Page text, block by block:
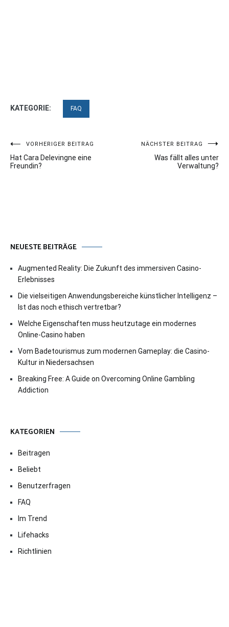
KATEGORIE: FAQ
Beitragsnavigation
VORHERIGER BEITRAG
Hat Cara Delevingne eine
Freundin?
NÄCHSTER BEITRAG
Was fällt alles unter
Verwaltung?
NEUESTE BEITRÄGE
Augmented Reality: Die Zukunft des immersiven Casino-
Erlebnisses
Die vielseitigen Anwendungsbereiche künstlicher Intelligenz –
Ist das noch ethisch vertretbar?
Welche Eigenschaften muss heutzutage ein modernes
Online-Casino haben
Vom Badetourismus zum modernen Gameplay: die Casino-
Kultur in Niedersachsen
Breaking Free: A Guide on Overcoming Online Gambling
Addiction
KATEGORIEN
Beitragen
Beliebt
Benutzerfragen
FAQ
Im Trend
Lifehacks
Richtlinien